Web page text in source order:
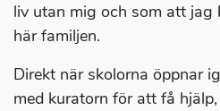
liv utan mig och som att jag
här familjen.
Direkt när skolorna öppnar
med kuratorn för att få